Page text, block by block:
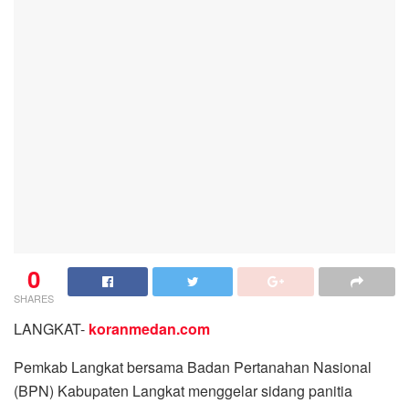
0
SHARES
LANGKAT- koranmedan.com
Pemkab Langkat bersama Badan Pertanahan Nasional
(BPN) Kabupaten Langkat menggelar sidang panitia